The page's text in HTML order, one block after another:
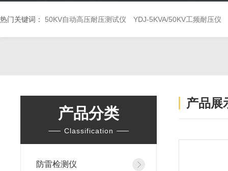
热门关键词： 50KV自动高压耐压测试仪 YDJ-5KVA/50KV工频耐压仪
产品分类
Classification
防雷检测仪
产品展